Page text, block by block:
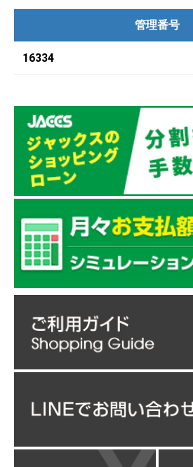
管理番号
16334